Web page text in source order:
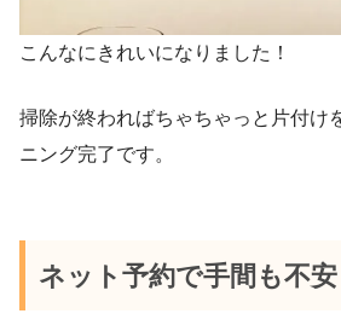
こんなにきれいになりました！
掃除が終わればちゃちゃっと片付け
ニング完了です。
ネット予約で手間も不